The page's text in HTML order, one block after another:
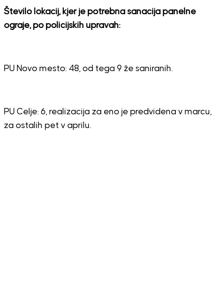
Število lokacij, kjer je potrebna sanacija panelne
ograje, po policijskih upravah:
PU Novo mesto: 48, od tega 9 že saniranih.
PU Celje: 6, realizacija za eno je predvidena v marcu,
za ostalih pet v aprilu.